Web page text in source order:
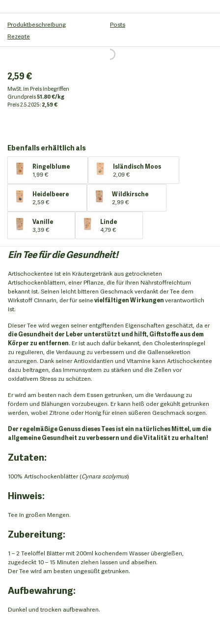
Produktbeschreibung
Posts
Rezepte
2,59 €
MwSt. im Preis inbegriffen
Grundpreis51.80 €/kg
Preis2.5.2025:2,59 €
Ebenfalls erhältlich als
Ringelblume
1,99 €
Isländisch Moos
2,09 €
Heidelbeere
2,59 €
Wildkirsche
2,99 €
Vanille
3,39 €
Linde
4,79 €
Ein Tee für die Gesundheit!
Artischockentee ist ein Kräutergetränk aus getrockneten
Artischockenblättern, einer Pflanze, die für ihren Nährstoffreichtum
bekannt ist. Seinen leicht bitteren Geschmack verdankt der Tee dem
Wirkstoff Cinnarin, der für seinevielfältigen Wirkungenverantwortlich
ist.
Dieser Tee wird wegen seiner entgiftenden Eigenschaften geschätzt, da er
die Gesundheit der Leber unterstützt und hilft, Giftstoffe aus dem
Körper zu entfernen. Er ist auch dafür bekannt, den Cholesterinspiegel
zu regulieren, die Verdauung zu verbessern und die Gallensekretion
anzuregen. Dank seiner Antioxidantien und Vitamine kann Artischockentee
dazu beitragen, das Immunsystem zu stärken und die Zellen vor
oxidativem Stress zu schützen.
Er wird am besten nach dem Essen getrunken, um die Verdauung zu
fördern und Blähungen vorzubeugen. Er kann heiß oder gekühlt getrunken
werden, wobei Zitrone oder Honig für einen süßeren Geschmack sorgen.
Der regelmäßige Genuss dieses Tees ist ein natürliches Mittel, um die
allgemeine Gesundheit zu verbessern und die Vitalität zu erhalten!
Zutaten:
100% Artischockenblätter (Cynara scolymus)
Hinweis:
Tee in großen Mengen.
Zubereitung:
1 – 2 Teelöffel Blätter mit 200ml kochendem Wasser übergießen,
zugedeckt 10 – 15 Minuten ziehen lassen und abseihen.
Der Tee wird am besten ungesüßt getrunken.
Aufbewahrung:
Dunkel und trocken aufbewahren.